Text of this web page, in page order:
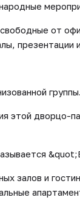
от
презентации
группы.
этой дворцо-
залов и